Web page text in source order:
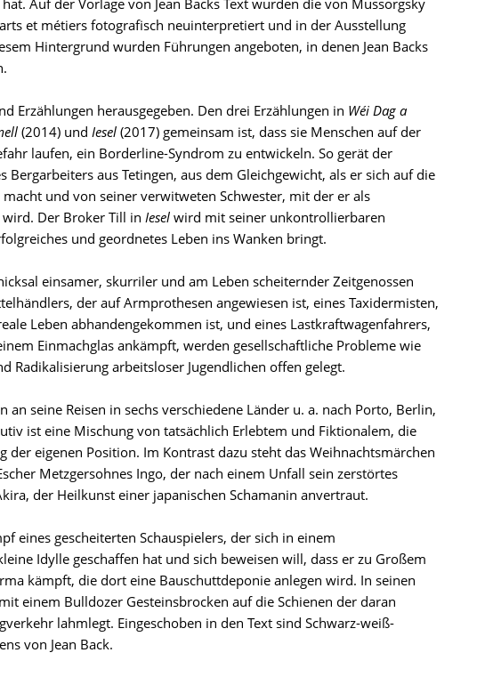
Auf der Vorlage von Jean Backs Text wurden die von Mussorgsky
et métiers fotografisch neuinterpretiert und in der Ausstellung
Hintergrund wurden Führungen angeboten, in denen Jean Backs
Erzählungen herausgegeben. Den drei Erzählungen in Wéi Dag a
(2014) und Iesel (2017) gemeinsam ist, dass sie Menschen auf der
laufen, ein Borderline-Syndrom zu entwickeln. So gerät der
Bergarbeiters aus Tetingen, aus dem Gleichgewicht, als er sich auf die
und von seiner verwitweten Schwester, mit der er als
wird. Der Broker Till in Iesel wird mit seiner unkontrollierbaren
und geordnetes Leben ins Wanken bringt.
einsamer, skurriler und am Leben scheiternder Zeitgenossen
der auf Armprothesen angewiesen ist, eines Taxidermisten,
Leben abhandengekommen ist, und eines Lastkraftwagenfahrers,
Einmachglas ankämpft, werden gesellschaftliche Probleme wie
Radikalisierung arbeitsloser Jugendlichen offen gelegt.
an seine Reisen in sechs verschiedene Länder u. a. nach Porto, Berlin,
ist eine Mischung von tatsächlich Erlebtem und Fiktionalem, die
eigenen Position. Im Kontrast dazu steht das Weihnachtsmärchen
Metzgersohnes Ingo, der nach einem Unfall sein zerstörtes
der Heilkunst einer japanischen Schamanin anvertraut.
eines gescheiterten Schauspielers, der sich in einem
Idylle geschaffen hat und sich beweisen will, dass er zu Großem
kämpft, die dort eine Bauschuttdeponie anlegen wird. In seinen
einem Bulldozer Gesteinsbrocken auf die Schienen der daran
lahmlegt. Eingeschoben in den Text sind Schwarz-weiß-
von Jean Back.